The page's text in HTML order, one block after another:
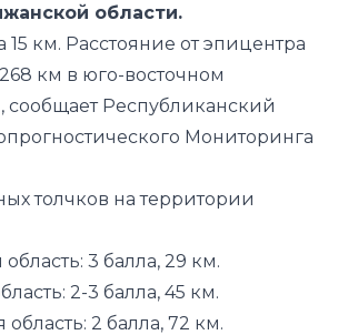
области.
15 км. Расстояние от эпицентра
км в юго-восточном
сообщает Республиканский
Мониторинга
толчков на территории
3 балла, 29 км.
2-3 балла, 45 км.
2 балла, 72 км.